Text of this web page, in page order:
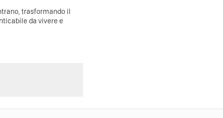
trasformando il
da vivere e